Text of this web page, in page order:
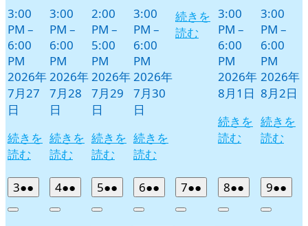
3:00
PM –
6:00
PM
2026年
7月27
日
続きを
読む
3:00
PM –
6:00
PM
2026年
7月28
日
続きを
読む
2:00
PM –
5:00
PM
2026年
7月29
日
続きを
読む
3:00
PM –
6:00
PM
2026年
7月30
日
続きを
読む
続きを
読む
3:00
PM –
6:00
PM
2026年
8月1日
続きを
読む
3:00
PM –
6:00
PM
2026年
8月2日
続きを
読む
32026
年
●●
件
Close
42026
年
●●
件
Close
52026
年
●●
件
Close
62026
年
●●
件
Close
72026
年
●●
件
Close
82026
年
●●
件
Close
92026
年
●●
件
Close